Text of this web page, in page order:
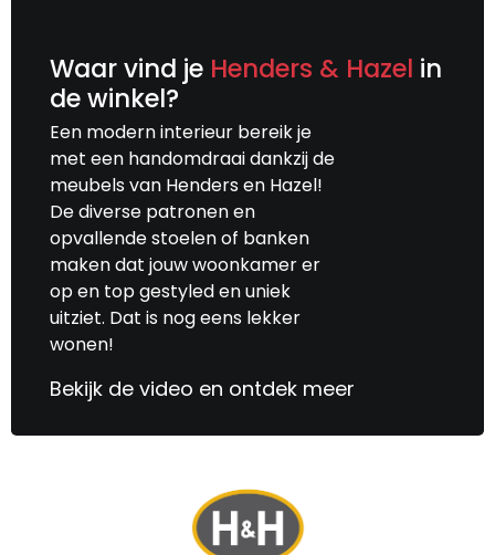
Waar vind je Henders & Hazel in
de winkel?
Een modern interieur bereik je
met een handomdraai dankzij de
meubels van Henders en Hazel!
De diverse patronen en
opvallende stoelen of banken
maken dat jouw woonkamer er
op en top gestyled en uniek
uitziet. Dat is nog eens lekker
wonen!
Bekijk de video en ontdek meer